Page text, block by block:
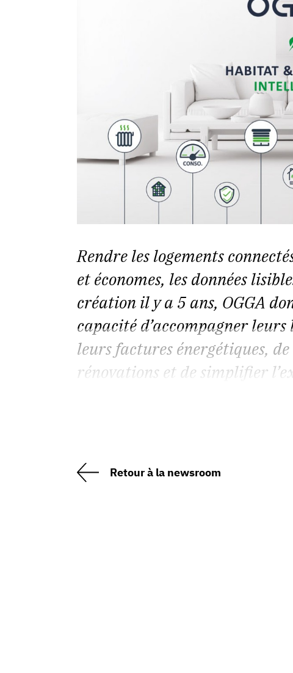
Rendre les logements
et économes, les données
création il y a 5 ans, OGGA
capacité d’accompagner
leurs factures énergétiques,
rénovations et de simplifier
Retour à la newsroom